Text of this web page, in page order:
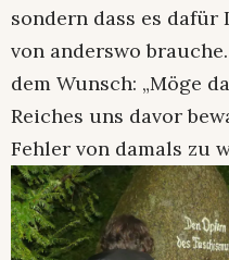
sondern dass es dafür
von anderswo
dem Wunsch: „Möge
Reiches uns davor
Fehler von damals zu